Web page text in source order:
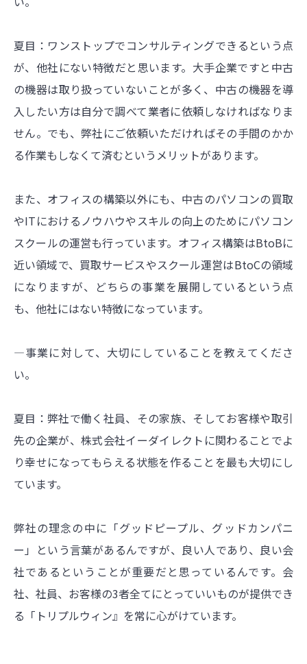
夏目：ワンストップでコンサルティングできるという点
が、他社にない特徴だと思います。大手企業ですと中古
の機器は取り扱っていないことが多く、中古の機器を導
入したい方は自分で調べて業者に依頼しなければなりま
せん。でも、弊社にご依頼いただければその手間のかか
る作業もしなくて済むというメリットがあります。
また、オフィスの構築以外にも、中古のパソコンの買取
やITにおけるノウハウやスキルの向上のためにパソコン
スクールの運営も行っています。オフィス構築はBtoBに
近い領域で、買取サービスやスクール運営はBtoCの領域
になりますが、どちらの事業を展開しているという点
も、他社にはない特徴になっています。
―事業に対して、大切にしていることを教えてくださ
い。
夏目：弊社で働く社員、その家族、そしてお客様や取引
先の企業が、株式会社イーダイレクトに関わることでよ
り幸せになってもらえる状態を作ることを最も大切にし
ています。
弊社の理念の中に「グッドピープル、グッドカンパニ
ー」という言葉があるんですが、良い人であり、良い会
社であるということが重要だと思っているんです。会
社、社員、お客様の3者全てにとっていいものが提供でき
る「トリプルウィン』を常に心がけています。